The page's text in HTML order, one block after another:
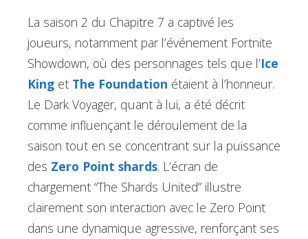
La saison 2 du Chapitre 7 a captivé les
joueurs, notamment par l’événement Fortnite
Showdown, où des personnages tels que l’Ice
King et The Foundation étaient à l’honneur.
Le Dark Voyager, quant à lui, a été décrit
comme influençant le déroulement de la
saison tout en se concentrant sur la puissance
des Zero Point shards. L’écran de
chargement “The Shards United” illustre
clairement son interaction avec le Zero Point
dans une dynamique agressive, renforçant ses